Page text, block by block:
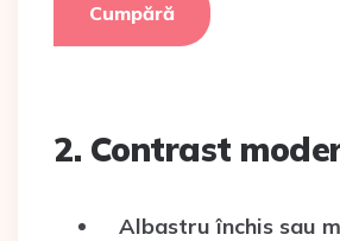
Cumpără
2. Contrast
Albastru închis sau